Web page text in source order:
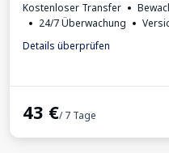
Kostenloser Transfer
24/7 Überwachung
Getränke erhältlich
Erforderliche
Details überprüfen
43 €/ 7 Tage